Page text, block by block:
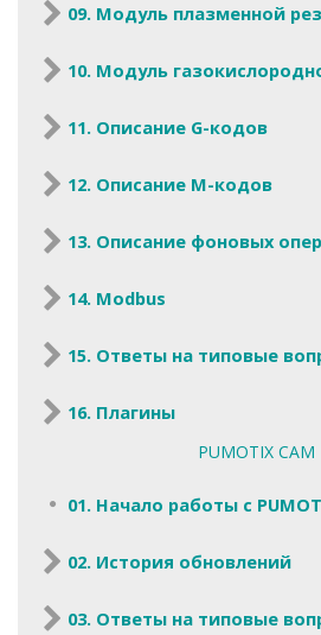
09. Модуль плазменной
10. Модуль
11. Описание G-кодов
12. Описание M-кодов
13. Описание фоновых
14. Modbus
15. Ответы на типовые
16. Плагины
PUMOTIX CAM
01. Начало работы с
02. История обновлений
03. Ответы на типовые